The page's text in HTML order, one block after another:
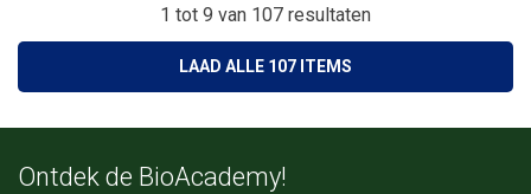
1 tot 9 van 107 resultaten
LAAD ALLE 107 ITEMS
Ontdek de BioAcademy!